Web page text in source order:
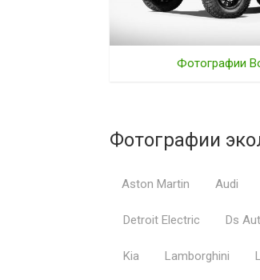
Фотографии
Фотографии
Aston Martin Audi
Detroit Electric Ds
Kia Lamborghini